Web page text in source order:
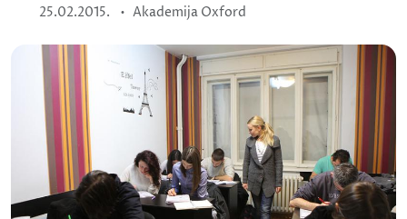
25.02.2015. • Akademija Oxford